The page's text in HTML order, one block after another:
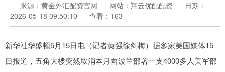
来源：黄金外汇配资官网 网站：翔云优配配资
日期：
2026-05-18 09:50:10
查看：163
新华社华盛顿5月15日电（记者黄强徐剑梅）据多家美国媒体15
日报道，五角大楼突然取消本月向波兰部署一支4000多人美军部